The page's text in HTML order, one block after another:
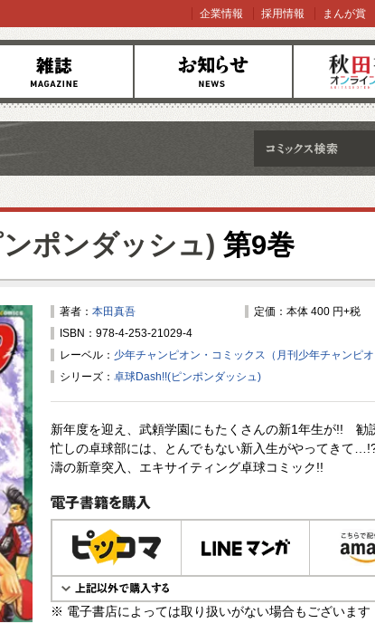
お知らせ オンラインショ
企業情報 採用情報 まんが賞
ポンダッシュ) 第9巻
著者： 本田真吾
定価：本体 400 円+税
ISBN：978-4-253-21029-4
レーベル： 少年チャンピオン・コミックス（月刊少年チャンピオ
シリーズ： 卓球Dash!!(ピンポンダッシュ)
新年度を迎え、武頼学園にもたくさんの新1年生が!! 勧
忙しの卓球部には、とんでもない新入生がやってきて
濤の新章突入、エキサイティング卓球コミック!!
電子書籍で購入
※ 電子書店によっては取り扱いがない場合もございます